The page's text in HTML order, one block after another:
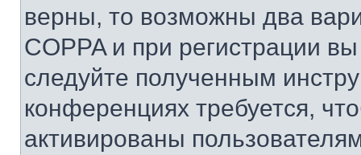
верны, то возможны два
COPPA и при регистрации
следуйте полученным
конференциях требуется,
активированы